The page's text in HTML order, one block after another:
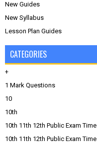
New Guides
New Syllabus
Lesson Plan Guides
CATEGORIES
+
1 Mark Questions
10
10th
10th 11th 12th Public Exam
10th 11th 12th Public Exam